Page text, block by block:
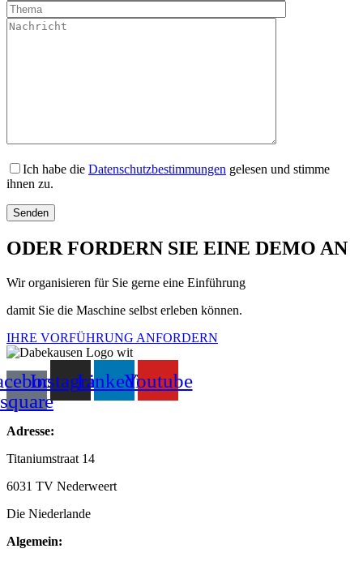
Ich habe die Datenschutzbestimmungen gelesen und stimme
ihnen zu.
ODER FORDERN SIE EINE DEMO AN
Wir organisieren für Sie gerne eine Einführung
damit Sie die Maschine selbst erleben können.
IHRE VORFÜHRUNG ANFORDERN
square
InstagramLinkedinYoutube
Adresse:
Titaniumstraat 14
6031 TV Nederweert
Die Niederlande
Algemein: